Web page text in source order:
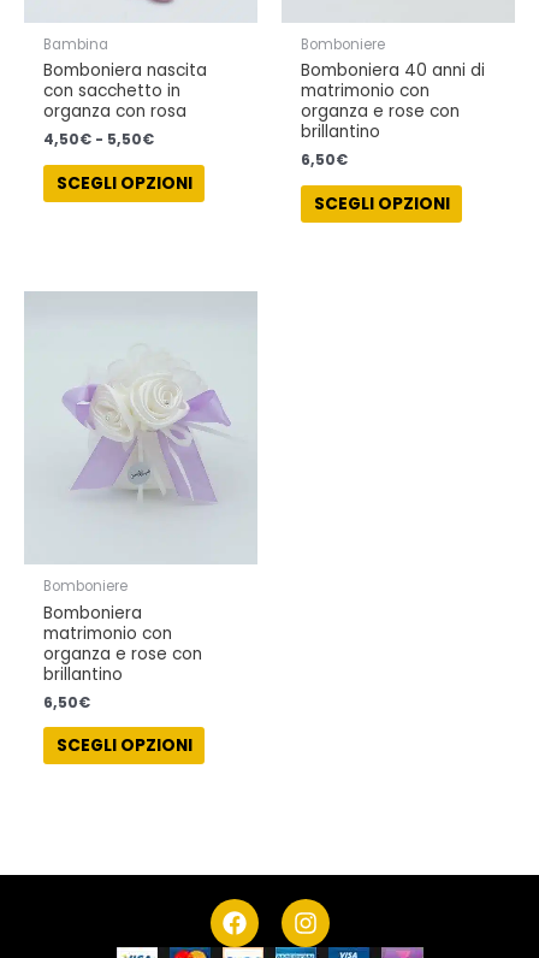
Bambina
Bomboniera nascita
con sacchetto in
organza con rosa
4,50€ - 5,50€
SCEGLI OPZIONI
nella
del
Bomboniere
Bomboniera 40 anni di
matrimonio con
organza e rose con
brillantino
6,50€
SCEGLI OPZIONI
nella
del
Bomboniere
Bomboniera
matrimonio con
organza e rose con
brillantino
6,50€
SCEGLI OPZIONI
varianti.
Le
opzioni
possono
nella
F
a
I
n